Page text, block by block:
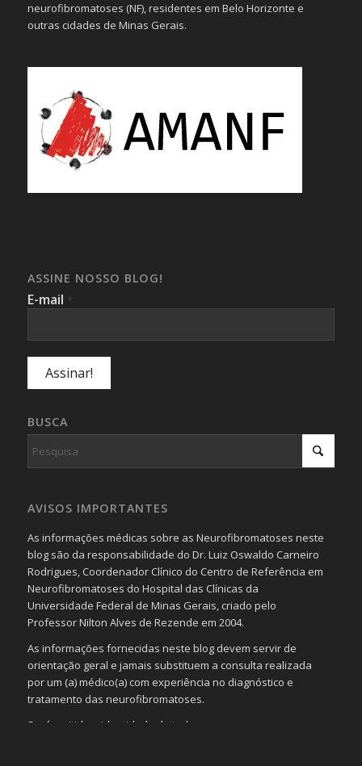
neurofibromatoses (NF), residentes em Belo Horizonte e
outras cidades de Minas Gerais.
ASSINE NOSSO BLOG!
E-mail *
BUSCA
AVISOS IMPORTANTES
As informações médicas sobre as Neurofibromatoses neste
blog são da responsabilidade do Dr. Luiz Oswaldo Carneiro
Rodrigues, Coordenador Clínico do Centro de Referência em
Neurofibromatoses do Hospital das Clínicas da
Universidade Federal de Minas Gerais, criado pelo
Professor Nilton Alves de Rezende em 2004.
As informações fornecidas neste blog devem servir de
orientação geral e jamais substituem a consulta realizada
por um (a) médico(a) com experiência no diagnóstico e
tratamento das neurofibromatoses.
Será omitida a identidade de todas as pessoas que